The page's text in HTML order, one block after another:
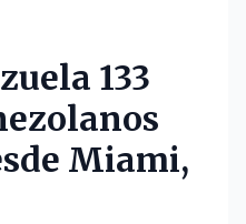
133
Miami,